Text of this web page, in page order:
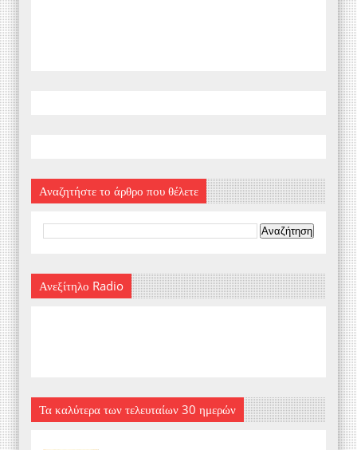
Αναζητήστε το άρθρο που θέλετε
Ανεξίτηλο Radio
Τα καλύτερα των τελευταίων 30 ημερών